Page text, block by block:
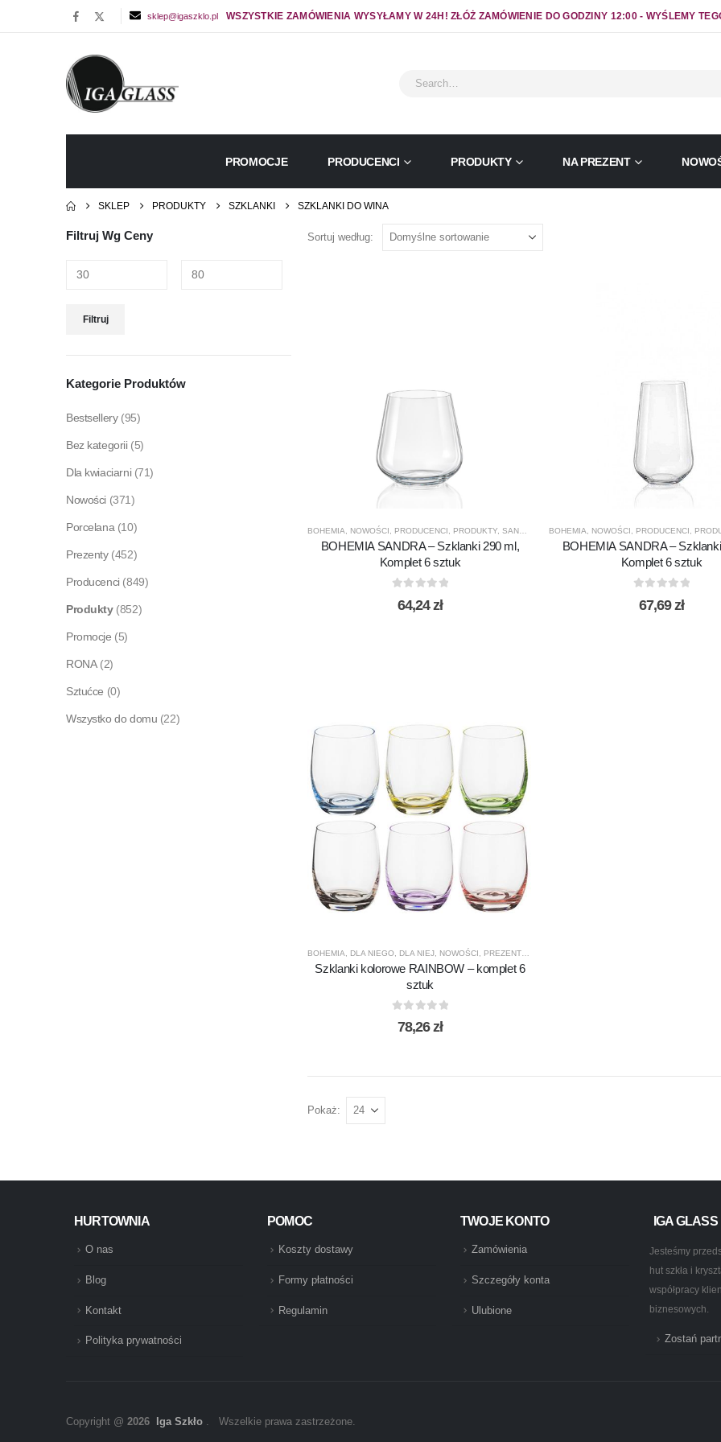
sklep@igaszklo.pl WSZYSTKIE ZAMÓWIENIA WYSYŁAMY W 24H! ZŁÓŻ ZAMÓWIENIE DO GODZINY 12:00 - WYŚLEMY
PROMOCJE PRODUCENCI PRODUKTY NA PREZENT
SKLEP PRODUKTY SZKLANKI SZKLANKI DO WINA
Sortuj według:
BOHEMIA, NOWOŚCI, PRODUCENCI, PRODUKTY, SANDRA SZKLANKI,SZKLANKI DO WHISKY,SZKLANKI
BOHEMIA SANDRA – Szklanki 290 ml,
Komplet 6 sztuk
64,24zł
BOHEMIA, NOWOŚCI, PRODUCENCI,
BOHEMIA SANDRA –
Komplet 6 sztuk
67,69zł
BOHEMIA DLA NIEGO DLA NIEJ NOWOŚCI PREZENTY
Szklanki kolorowe RAINBOW – komplet 6
sztuk
78,26zł
Pokaż:
Filtruj Wg Ceny
Filtruj
Kategorie Produktów
Bestsellery (95)
Bez kategorii (5)
Dla kwiaciarni (71)
Nowości (371)
Porcelana (10)
Prezenty (452)
Producenci (849)
Produkty (852)
Promocje (5)
RONA (2)
Sztućce (0)
Wszystko do domu (22)
HURTOWNIA
O nas
Blog
Kontakt
Polityka prywatności
POMOC
Koszty dostawy
Formy płatności
Regulamin
TWOJE KONTO
Zamówienia
Szczegóły konta
Ulubione
IGA GLASS
Jesteśmy
hut szkła i
współpracy
biznesowych.
Zostań
Copyright @ 2026 Iga Szkło . Wszelkie prawa zastrzeżone.